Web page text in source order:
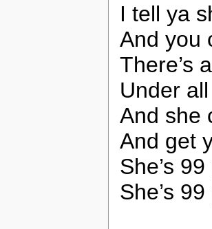
I tell ya
And you
There’s
Under
And she
And get
She’s
She’s